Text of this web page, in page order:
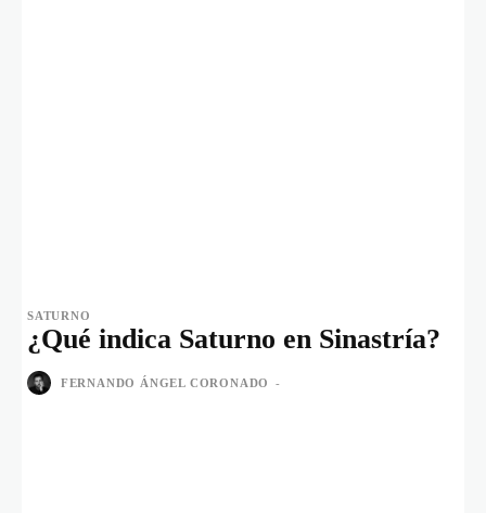
SATURNO
¿Qué indica Saturno en Sinastría?
FERNANDO ÁNGEL CORONADO -